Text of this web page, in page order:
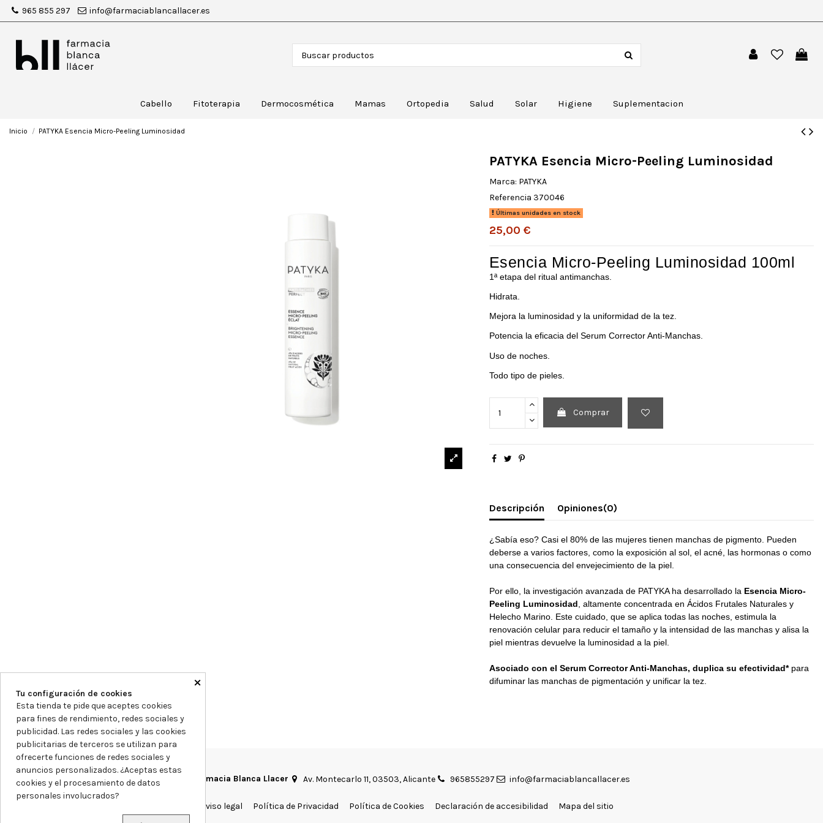
965 855 297 info@farmaciablancallacer.es
Cabello Fitoterapia Dermocosmética Mamas Ortopedia Salud Solar Higiene Suplementacion
Inicio PATYKA Esencia Micro-Peeling Luminosidad
PATYKA Esencia Micro-Peeling Luminosidad
Marca: PATYKA
Referencia 370046
Últimas unidades en stock
25,00 €
Esencia Micro-Peeling Luminosidad 100ml
1ª etapa del ritual antimanchas.
Hidrata.
Mejora la luminosidad y la uniformidad de la tez.
Potencia la eficacia del Serum Corrector Anti-Manchas.
Uso de noches.
Todo tipo de pieles.
Comprar
Descripción Opiniones(0)
¿Sabía eso? Casi el 80% de las mujeres tienen manchas de pigmento. Pueden
deberse a varios factores, como la exposición al sol, el acné, las hormonas o como
una consecuencia del envejecimiento de la piel.
Por ello, la investigación avanzada de PATYKA ha desarrollado la Esencia Micro-
Peeling Luminosidad, altamente concentrada en Ácidos Frutales Naturales y
Helecho Marino. Este cuidado, que se aplica todas las noches, estimula la
renovación celular para reducir el tamaño y la intensidad de las manchas y alisa la
piel mientras devuelve la luminosidad a la piel.
Asociado con el Serum Corrector Anti-Manchas, duplica su efectividad* para
difuminar las manchas de pigmentación y unificar la tez.
Farmacia Blanca Llacer Av. Montecarlo 11, 03503, Alicante 965855297 info@farmaciablancallacer.es
Aviso legal Política de Privacidad Política de Cookies Declaración de accesibilidad Mapa del sitio
×
Tu configuración de cookies
Esta tienda te pide que aceptes cookies
para fines de rendimiento, redes sociales y
publicidad. Las redes sociales y las cookies
publicitarias de terceros se utilizan para
ofrecerte funciones de redes sociales y
anuncios personalizados. ¿Aceptas estas
cookies y el procesamiento de datos
personales involucrados?